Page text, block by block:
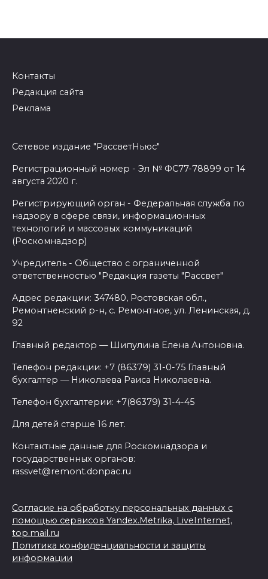
Контакты
Редакция сайта
Реклама
Сетевое издание "РассветНьюс"
Регистрационный номер - Эл № ФС77-78899 от 14
августа 2020 г.
Регистрирующий орган - Федеральная служба по
надзору в сфере связи, информационных
технологий и массовых коммуникаций
(Роскомнадзор)
Учредитель - Общество с ограниченной
ответственностью "Редакция газеты "Рассвет"
Адрес редакции: 347480, Ростовская обл.,
Ремонтненский р-н, с. Ремонтное, ул. Ленинская, д.
92
Главный редактор — Шипулина Елена Антоновна.
Телефон редакции: +7 (86379) 31-0-75 Главный
бухгалтер — Николаева Раиса Николаевна.
Телефон бухгалтерии: +7(86379) 31-4-45
Для детей старше 16 лет.
Контактные данные для Роскомнадзора и
государственных органов:
rassvet@remont.donpac.ru
Согласие на обработку персональных данных с
помощью сервисов Yandex.Metrika, LiveInternet,
top.mail.ru
Политика конфиденциальности и защиты
информации